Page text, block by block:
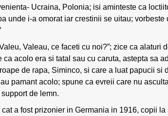
Ucraina, Polonia; isi aminteste ca
unde i-a omorat iar crestinii se uitau; vorbeste
Valeau, ce faceti cu noi?”; zice ca alaturi
acolo era si tatal sau cu caruta, astepta sa
de rapa, Siminco, si care a luat papucii si
pamant acolo; spune ca evreii care nu
de lemn.
a fost prizonier in Germania in 1916, copii